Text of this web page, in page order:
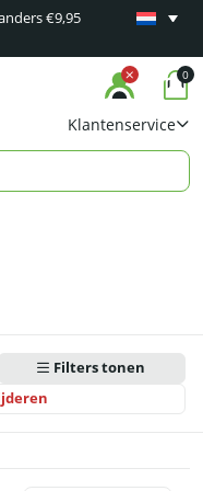
€9,95
Minimaal
Klantenservice
0
Filters tonen